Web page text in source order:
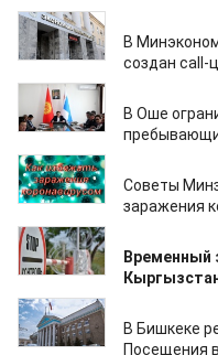
18.03.2020
В
создан сall-
18.03.2020
В Оше
18.03.2020
Советы
заражения
18.03.2020
Временный
18.03.2020
В Бишкеке
Посещения